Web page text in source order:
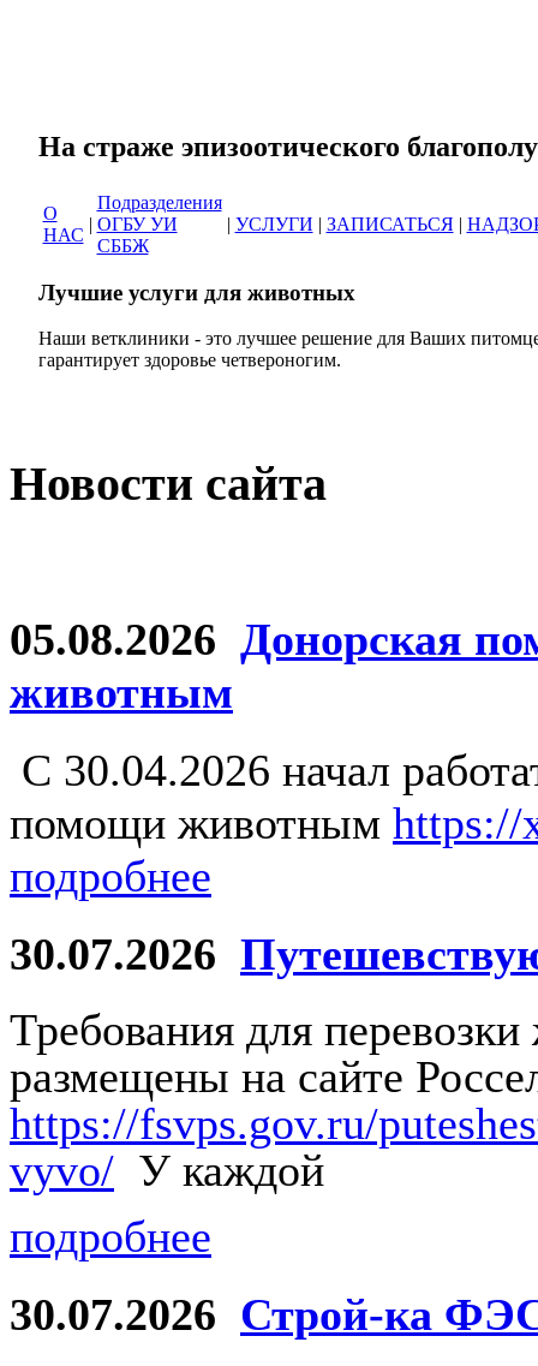
На страже
О
НАС
|
Подразделения
ОГБУ УИ
СББЖ
| УСЛУГИ | ЗАПИСАТЬСЯ |
Лучшие услуги для животных
Наши ветклиники - это лучшее решение для Ваших
гарантирует здоровье четвероногим.
Новости сайта
05.08.2026 Донорская
животным
С 30.04.2026 начал
помощи животным https://
подробнее
30.07.2026
Требования для
размещены на сайте
https://fsvps.gov.ru/
vyvo/ У каждой
подробнее
30.07.2026 Строй-ка